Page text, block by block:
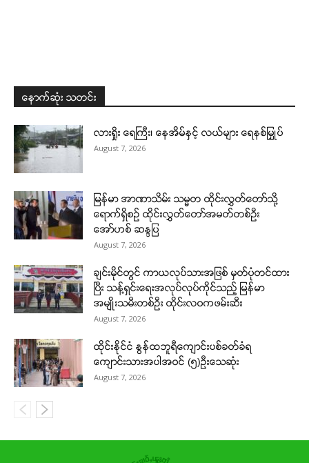
နောက်ဆုံး သတင်း
လားရှိုး ရေကြီး၊ နေအိမ်နှင့် လယ်များ ရေနစ်မြှုပ်
August 7, 2026
မြန်မာ အာဏာသိမ်း သမ္မတ ထိုင်းလွှတ်တော်သို့
ရောက်ရှိစဉ် ထိုင်းလွှတ်တော်အမတ်တစ်ဦး
အော်ဟစ် ဆန္ဒပြ
August 7, 2026
ချင်းမိုင်တွင် ကာယလုပ်သားအဖြစ် မှတ်ပုံတင်ထား
ပြီး သန့်ရှင်းရေးအလုပ်လုပ်ကိုင်သည့် မြန်မာ
အမျိုးသမီးတစ်ဦး ထိုင်းလဝကဖမ်းဆီး
August 7, 2026
ထိုင်းနိုင်ငံ နွန်ထဘူရီကျောင်းပစ်ခတ်ခံရ
ကျောင်းသားအပါအဝင် (၅)ဉီးသေဆုံး
August 7, 2026